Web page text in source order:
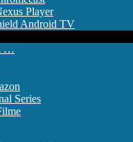
Player
Android TV
…
Series